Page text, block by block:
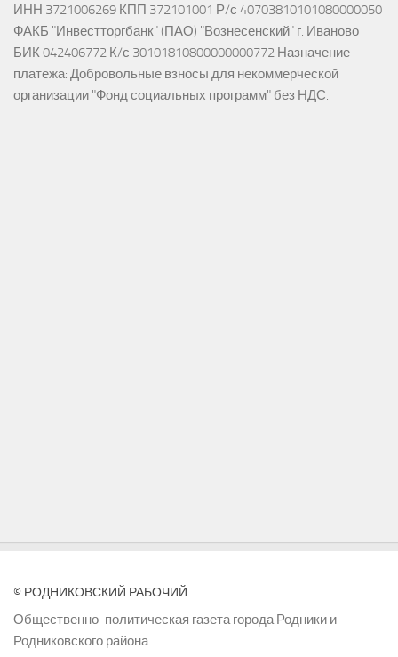
ИНН 3721006269 КПП 372101001 Р/с 40703810101080000050
ФАКБ "Инвестторгбанк" (ПАО) "Вознесенский" г. Иваново
БИК 042406772 К/с 30101810800000000772 Назначение
платежа: Добровольные взносы для некоммерческой
организации "Фонд социальных программ" без НДС.
© РОДНИКОВСКИЙ РАБОЧИЙ
Общественно-политическая газета города Родники и
Родниковского района